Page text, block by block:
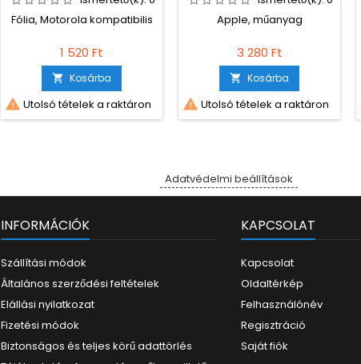
Fólia, Motorola kompatibilis
1 520 Ft
 Kosárba
 Utolsó tételek a raktáron
Apple, műanyag
3 280 Ft
 Kosárba
 Utolsó tételek a raktáron
Adatvédelmi beállítások
INFORMÁCIÓK
Szállítási módok
Általános szerződési feltételek
Elállási nyilatkozat
Fizetési módok
Biztonságos és teljes körű adattörlés
KAPCSOLAT
Kapcsolat
Oldaltérkép
Felhasználónév
Regisztráció
Saját fiók